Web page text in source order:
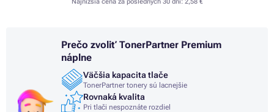
Najnižšia cena za posledných 30 dní: 2,58 €
Prečo zvoliť TonerPartner Premium
náplne
Väčšia kapacita tlače
TonerPartner tonery sú lacnejšie
Rovnaká kvalita
Pri tlači nespoznáte rozdiel